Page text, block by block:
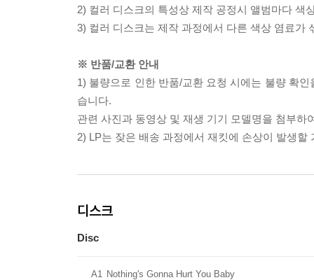
2) 컬러 디스크의 특성상 제작 공정시 앨범마다 색
3) 컬러 디스크는 제작 과정에서 다른 색상 염료가
※ 반품/교환 안내
1) 불량으로 인한 반품/교환 요청 시에는 불량 확
습니다.
관련 사진과 동영상 및 재생 기기 모델명을 첨부하
2) LP는 잦은 배송 과정에서 재킷에 손상이 발생
디스크
Disc
A1 Nothing's Gonna Hurt You Baby